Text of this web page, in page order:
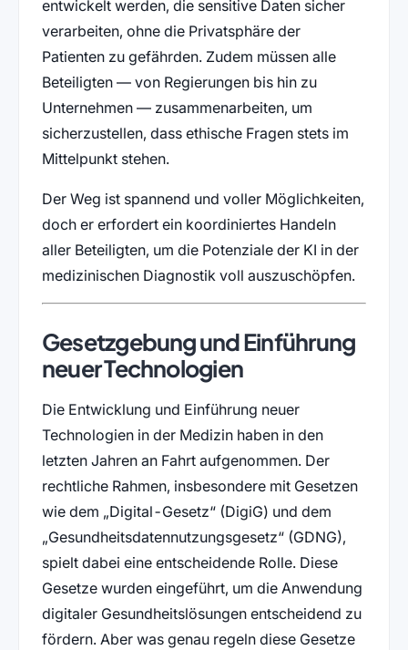
entwickelt werden, die sensitive Daten sicher
verarbeiten, ohne die Privatsphäre der
Patienten zu gefährden. Zudem müssen alle
Beteiligten — von Regierungen bis hin zu
Unternehmen — zusammenarbeiten, um
sicherzustellen, dass ethische Fragen stets im
Mittelpunkt stehen.
Der Weg ist spannend und voller Möglichkeiten,
doch er erfordert ein koordiniertes Handeln
aller Beteiligten, um die Potenziale der KI in der
medizinischen Diagnostik voll auszuschöpfen.
Gesetzgebung und Einführung
neuer Technologien
Die Entwicklung und Einführung neuer
Technologien in der Medizin haben in den
letzten Jahren an Fahrt aufgenommen. Der
rechtliche Rahmen, insbesondere mit Gesetzen
wie dem „Digital-Gesetz“ (DigiG) und dem
„Gesundheitsdatennutzungsgesetz“ (GDNG),
spielt dabei eine entscheidende Rolle. Diese
Gesetze wurden eingeführt, um die Anwendung
digitaler Gesundheitslösungen entscheidend zu
fördern. Aber was genau regeln diese Gesetze